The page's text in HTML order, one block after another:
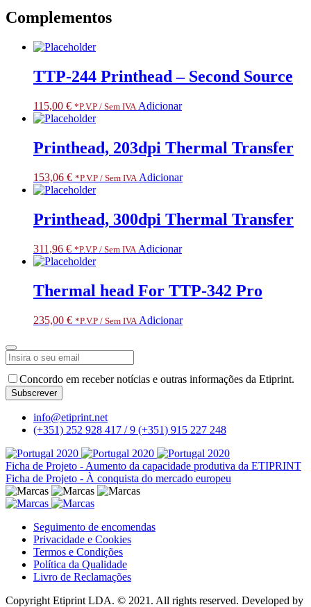
Complementos
TTP-244 Printhead – Second Source
115,00 € *P.V.P / Sem IVA Adicionar
Printhead, 203dpi Thermal Transfer
153,06 € *P.V.P / Sem IVA Adicionar
Printhead, 300dpi Thermal Transfer
311,96 € *P.V.P / Sem IVA Adicionar
Thermal head For TTP-342 Pro
235,00 € *P.V.P / Sem IVA Adicionar
Concordo em receber notícias e outras informações da Etiprint.
Subscrever
info@etiprint.net
(+351) 252 928 417 / 9 (+351) 915 227 248
Ficha de Projeto - Aumento da capacidade produtiva da ETIPRINT
Ficha de Projeto - À conquista do mercado europeu
Seguimento de encomendas
Privacidade e Cookies
Termos e Condições
Política da Qualidade
Livro de Reclamações
Copyright Etiprint LDA. © 2021. All rights reserved. Developed by